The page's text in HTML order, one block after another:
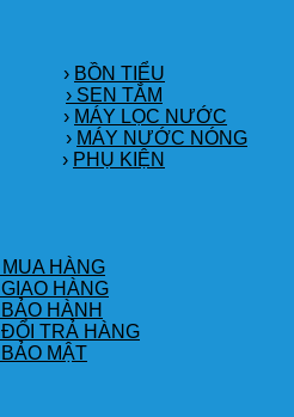
BỒN TIỂU
› SEN TẮM
MÁY LỌC NƯỚC
MÁY NƯỚC NÓNG
PHỤ KIỆN
HÀNG
HÀNG
HÀNH
TRẢ HÀNG
MẬT